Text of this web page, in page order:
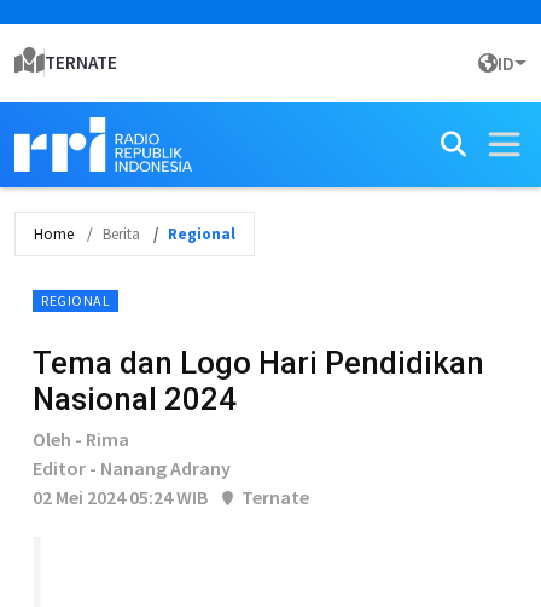
TERNATE ID
Home Berita Regional
REGIONAL
Tema dan Logo Hari Pendidikan
Nasional 2024
Oleh - Rima
Editor - Nanang Adrany
02 Mei 2024 05:24 WIB
Ternate